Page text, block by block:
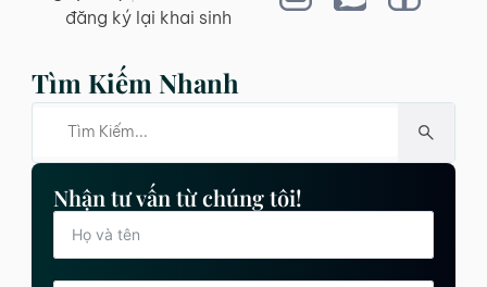
đăng ký lại khai sinh
Tìm Kiếm Nhanh
Nhận tư vấn từ chúng tôi!